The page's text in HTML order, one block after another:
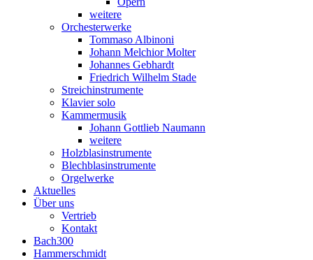
weitere
Orchesterwerke
Tommaso Albinoni
Johann Melchior Molter
Johannes Gebhardt
Friedrich Wilhelm Stade
Streichinstrumente
Klavier solo
Kammermusik
Johann Gottlieb Naumann
weitere
Holzblasinstrumente
Blechblasinstrumente
Orgelwerke
Aktuelles
Über uns
Vertrieb
Kontakt
Bach300
Hammerschmidt